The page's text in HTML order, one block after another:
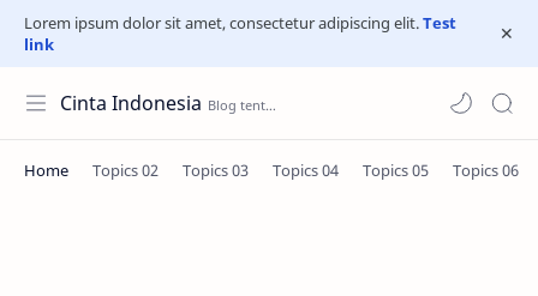
Lorem ipsum dolor sit amet, consectetur adipiscing elit.Test
link
Cinta Indonesia